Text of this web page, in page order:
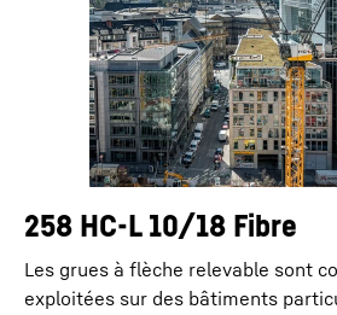
258 HC-L 10/18 Fibre
Les grues à flèche relevable sont
exploitées sur des bâtiments